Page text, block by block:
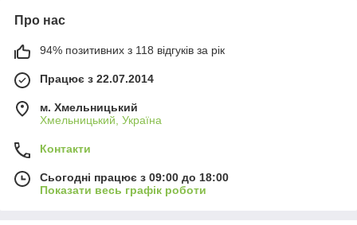
Про нас
94% позитивних з 118 відгуків за рік
Працює з 22.07.2014
м. Хмельницький
Хмельницький, Україна
Контакти
Сьогодні працює з 09:00 до 18:00
Показати весь графік роботи